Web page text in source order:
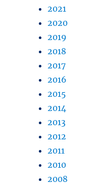
2021
2020
2019
2018
2017
2016
2015
2014
2013
2012
2011
2010
2008